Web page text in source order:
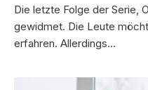
Die letzte Folge der Serie,
gewidmet. Die Leute
erfahren. Allerdings…